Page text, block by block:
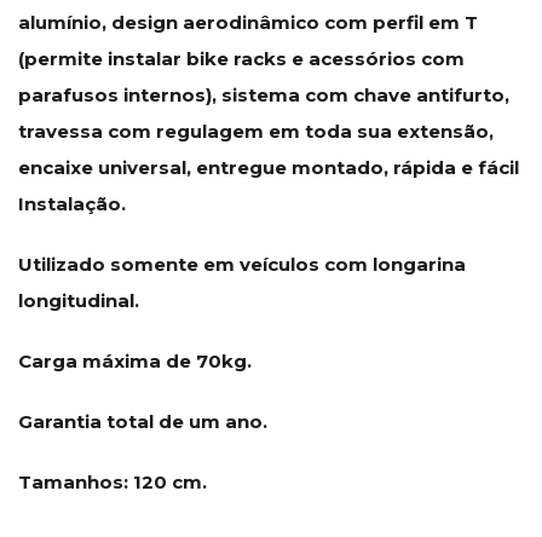
alumínio, design aerodinâmico com perfil em T
(permite instalar bike racks e acessórios com
parafusos internos), sistema com chave antifurto,
travessa com regulagem em toda sua extensão,
encaixe universal, entregue montado, rápida e fácil
Instalação.
Utilizado somente em veículos com longarina
longitudinal.
Carga máxima de 70kg.
Garantia total de um ano.
Tamanhos: 120 cm.